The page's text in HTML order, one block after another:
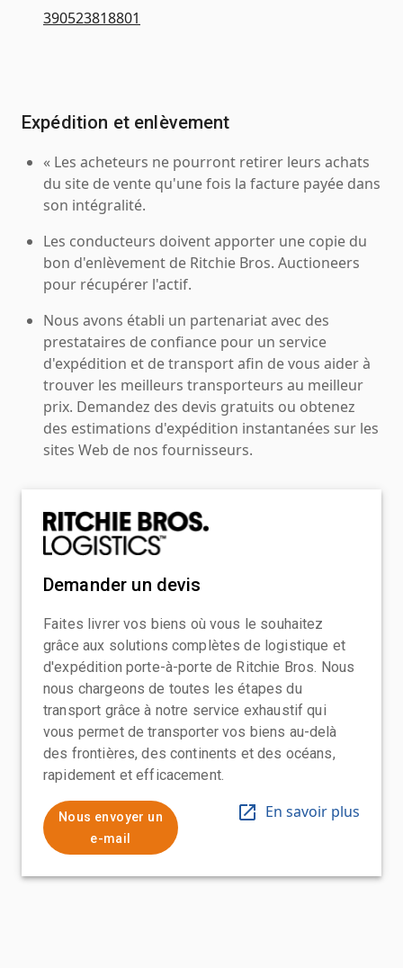
390523818801
Expédition et enlèvement
« Les acheteurs ne pourront retirer leurs achats
du site de vente qu'une fois la facture payée dans
son intégralité.
Les conducteurs doivent apporter une copie du
bon d'enlèvement de Ritchie Bros. Auctioneers
pour récupérer l'actif.
Nous avons établi un partenariat avec des
prestataires de confiance pour un service
d'expédition et de transport afin de vous aider à
trouver les meilleurs transporteurs au meilleur
prix. Demandez des devis gratuits ou obtenez
des estimations d'expédition instantanées sur les
sites Web de nos fournisseurs.
Demander un devis
Faites livrer vos biens où vous le souhaitez
grâce aux solutions complètes de logistique et
d'expédition porte-à-porte de Ritchie Bros. Nous
nous chargeons de toutes les étapes du
transport grâce à notre service exhaustif qui
vous permet de transporter vos biens au-delà
des frontières, des continents et des océans,
rapidement et efficacement.
Nous envoyer un
e-mail
En savoir plus